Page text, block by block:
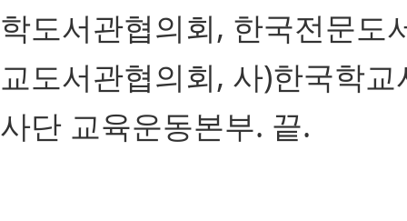
학도서관협의회, 한국전문도
교도서관협의회, 사)한국학
사단 교육운동본부. 끝.